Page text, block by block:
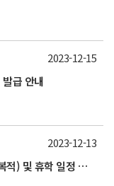
급 안내
2023-12-15
2024학년도 1학기 등록, 복학(귀), 재입학(복적) 및 휴학 일정 안내
2023-12-13